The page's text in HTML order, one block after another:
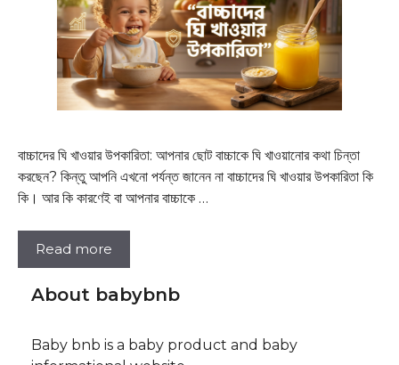
বাচ্চাদের ঘি খাওয়ার উপকারিতা: আপনার ছোট বাচ্চাকে ঘি খাওয়ানোর কথা চিন্তা
করছেন? কিন্তু আপনি এখনো পর্যন্ত জানেন না বাচ্চাদের ঘি খাওয়ার উপকারিতা কি
কি। আর কি কারণেই বা আপনার বাচ্চাকে …
Read more
About babybnb
Baby bnb is a baby product and baby